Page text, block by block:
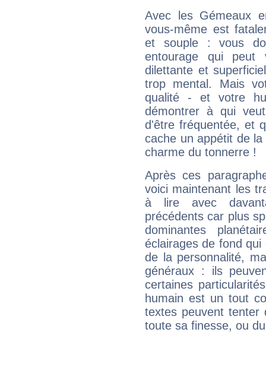
Avec les Gémeaux
vous-même est
et souple : vous
entourage qui
dilettante et
trop mental. Mais
qualité - et votre
démontrer à qui
d'être fréquentée, et
cache un appétit de
charme du tonnerre !
Après ces
voici maintenant les
à lire avec
précédents car plus
dominantes
éclairages de fond
de la personnalité,
généraux : ils
certaines
humain est un tout
textes peuvent tenter
toute sa finesse, ou